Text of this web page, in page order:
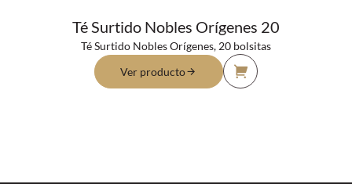
Té Surtido Nobles Orígenes 20
Té Surtido Nobles Orígenes, 20 bolsitas
Ver producto